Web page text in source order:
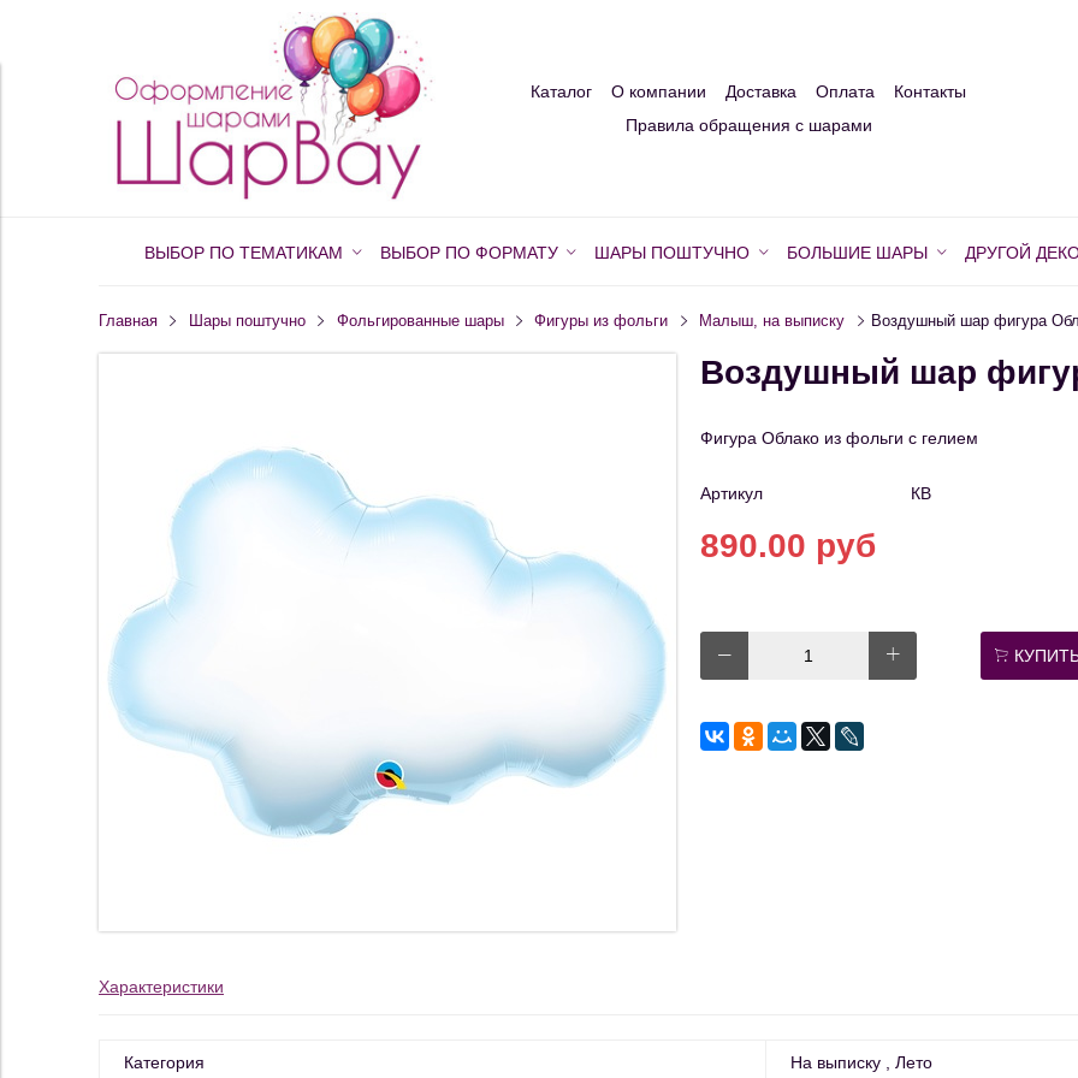
Каталог О компании Доставка Оплата
Контакты
Правила обращения с шарами
ВЫБОР ПО ТЕМАТИКАМ ВЫБОР ПО ФОРМАТУ ШАРЫ ПОШТУЧНО БОЛЬШИЕ ШАРЫ ДРУГОЙ
Главная Шары поштучно Фольгированные шары Фигуры из фольги Малыш, на выписку Воздушный шар фигура
Воздушный шар
Фигура Облако из фольги с гелием
Артикул КВ
890.00 руб
Характеристики
Категория На выписку Лето